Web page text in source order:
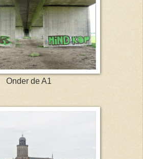
Onder de A1